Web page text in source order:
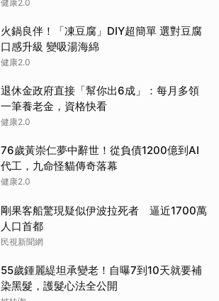
健康2.0
火鍋良伴！「凍豆腐」DIY超簡單 選對豆腐
口感升級 變吸湯海綿
健康2.0
退休金政府直接「幫你出6成」：每月多領
一筆養老金，資格快看
健康2.0
76歲黃崇仁夢中辭世！從負債1200億到AI
代工，九命怪貓傳奇落幕
健康2.0
剛果客船驚現疑似伊波拉死者 逼近1700萬
人口首都
民視新聞網
55歲鍾麗緹坦承變老！自曝7到10天就要補
染黑髮，護髮心法全公開